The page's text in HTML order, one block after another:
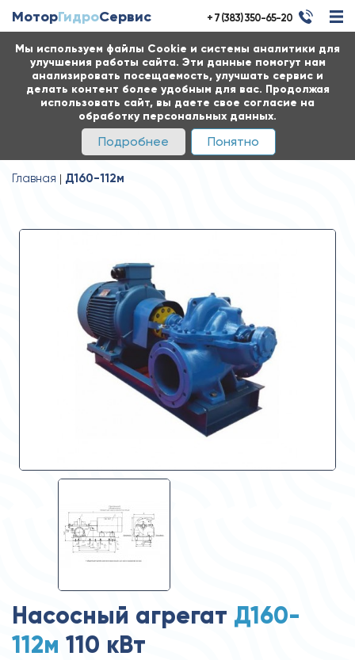
Мы используем файлы Cookie и системы аналитики для
улучшения работы сайта. Эти данные помогут нам
анализировать посещаемость, улучшать сервис и
делать контент более удобным для вас. Продолжая
использовать сайт, вы даете свое согласие на
обработку персональных данных.
Подробнее Понятно
МоторГидроСервис + 7 (383) 350-65-20
Главная Д160-112м
Насосный агрегат Д160-
112м 110 кВт